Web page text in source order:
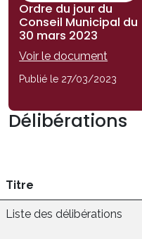
Ordre du jour du
Conseil Municipal du
30 mars 2023
Voir le document
Publié le 27/03/2023
Délibérations
Titre
Liste des délibérations